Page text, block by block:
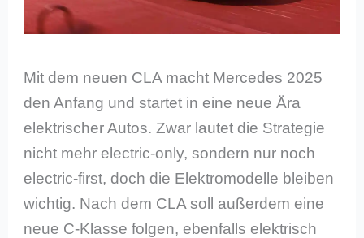
Mit dem neuen CLA macht Mercedes 2025
den Anfang und startet in eine neue Ära
elektrischer Autos. Zwar lautet die Strategie
nicht mehr electric-only, sondern nur noch
electric-first, doch die Elektromodelle bleiben
wichtig. Nach dem CLA soll außerdem eine
neue C-Klasse folgen, ebenfalls elektrisch